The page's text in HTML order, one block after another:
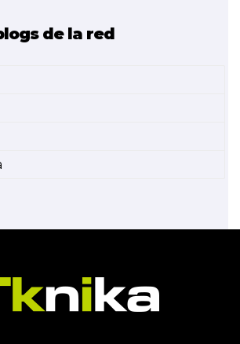
de la red